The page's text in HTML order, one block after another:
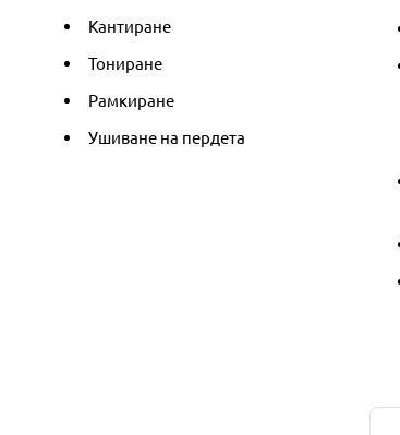
Кантиране
Тониране
Рамкиране
Ушиване на пердета